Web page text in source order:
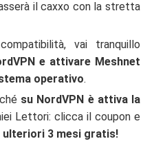
il caxxo con la stretta
vai tranquillo
e attivare Meshnet
operativo.
su NordVPN è attiva la
Lettori: clicca il coupon e
ulteriori 3 mesi gratis!